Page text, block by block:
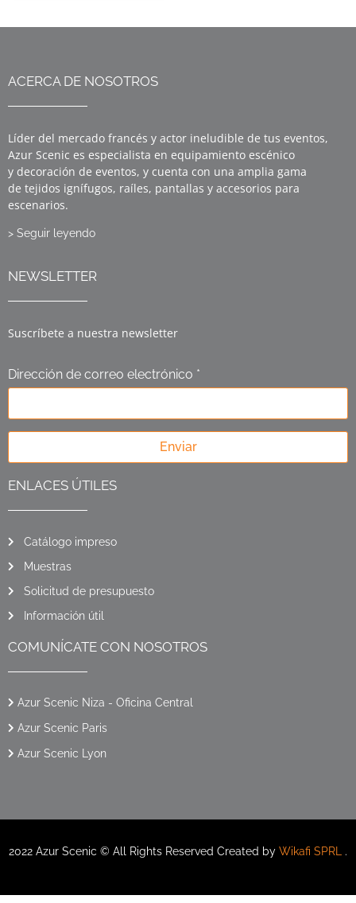
ACERCA DE NOSOTROS
Líder del mercado francés y actor ineludible de tus eventos,
Azur Scenic es especialista en equipamiento escénico
y decoración de eventos, y cuenta con una amplia gama
de tejidos ignífugos, raíles, pantallas y accesorios para
escenarios.
> Seguir leyendo
NEWSLETTER
Suscríbete a nuestra newsletter
Dirección de correo electrónico *
Enviar
ENLACES ÚTILES
Catálogo impreso
Muestras
Solicitud de presupuesto
Información útil
COMUNÍCATE CON NOSOTROS
Azur Scenic Niza - Oficina Central
Azur Scenic Paris
Azur Scenic Lyon
2022 Azur Scenic © All Rights Reserved Created by Wikafi SPRL .